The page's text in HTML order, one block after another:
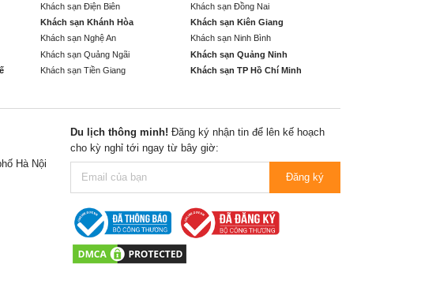
Khách sạn Điện Biên
Khách sạn Đồng Nai
Khách sạn Khánh Hòa
Khách sạn Kiên Giang
Khách sạn Nghệ An
Khách sạn Ninh Bình
Khách sạn Quảng Ngãi
Khách sạn Quảng Ninh
Khách sạn Tiền Giang
Khách sạn TP Hồ Chí Minh
Hà Nội
Du lịch thông minh! Đăng ký nhận tin để lên kế hoạch
cho kỳ nghỉ tới ngay từ bây giờ:
Đăng ký